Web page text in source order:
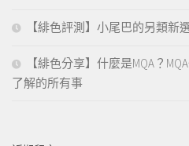
【緋色評測】小尾巴的另類新
【緋色分享】什麼是MQA？
了解的所有事